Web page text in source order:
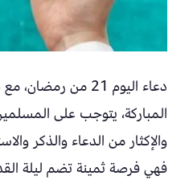
دعاء اليوم 21 من
المباركة، يتوجب على
والإكثار من الدعاء والذكر
فهي فرصة ثمينة تضم ليلة